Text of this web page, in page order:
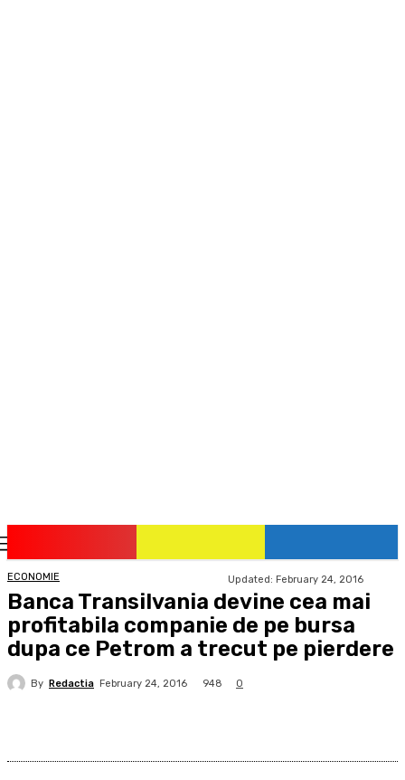
ECONOMIE Updated: February 24, 2016
Banca Transilvania devine cea mai
profitabila companie de pe bursa
dupa ce Petrom a trecut pe pierdere
By Redactia February 24, 2016 948 0